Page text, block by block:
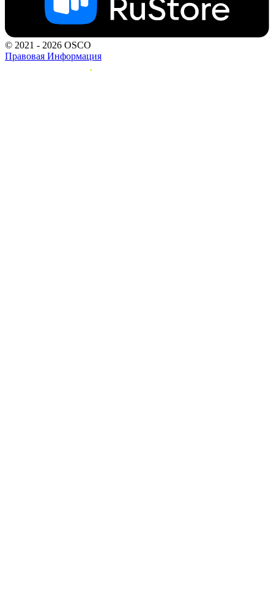
© 2021 - 2026 OSCO
Правовая Информация